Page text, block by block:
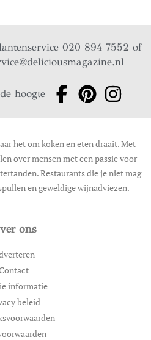
020 894 7552 of
hoogte
het om koken en eten draait. Met
over mensen met een passie voor
Restaurants die je niet mag
en geweldige wijnadviezen.
ons
informatie
beleid